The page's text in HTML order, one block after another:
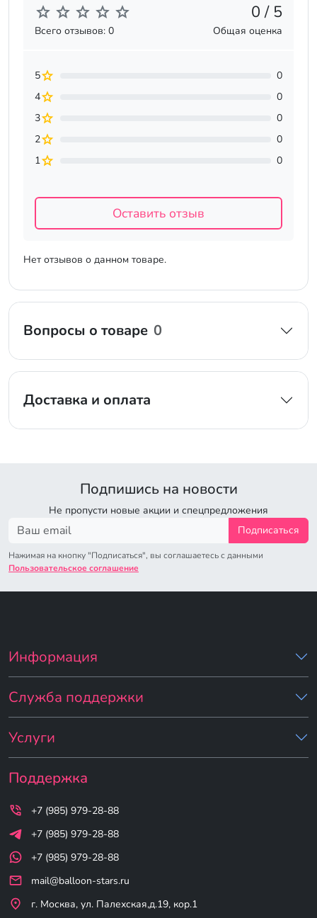
Нет отзывов о данном товаре.
0 / 5
Всего отзывов: 0 Общая оценка
5
0
4
0
3
0
2
0
1
0
Оставить отзыв
Вопросы о товаре 0
Доставка и оплата
Подпишись на новости
Не пропусти новые акции и спецпредложения
Подписаться
Нажимая на кнопку "Подписаться", вы соглашаетесь с данными
Пользовательское соглашение
Информация
Служба поддержки
Услуги
Поддержка
+7 (985) 979-28-88
+7 (985) 979-28-88
+7 (985) 979-28-88
mail@balloon-stars.ru
г. Москва, ул. Палехская,д.19, кор.1